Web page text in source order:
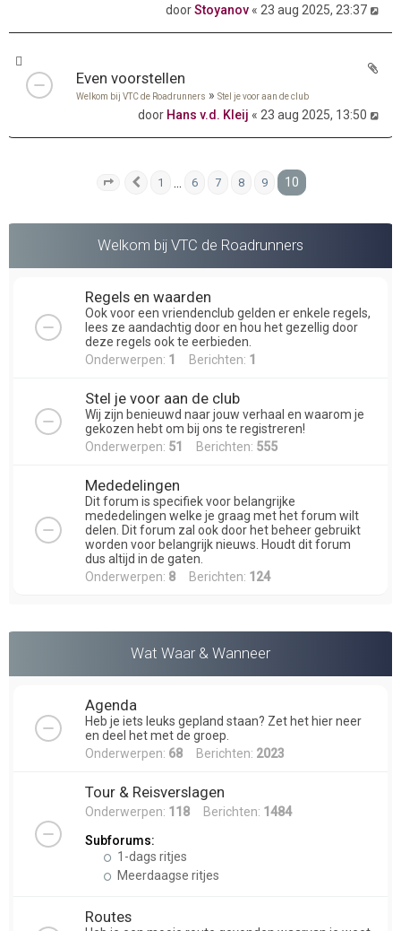
doorStoyanov « 23 aug 2025, 23:37
Even voorstellen
Welkom bij VTC de Roadrunners » Stel je voor aan de club
door Hans v.d. Kleij « 23 aug 2025, 13:50
Pagina 10 van 10
Vorige
1 6 7 8 9 10
Welkom bij VTC de Roadrunners
Regels en waarden
Ook voor een vriendenclub gelden er enkele regels,
lees ze aandachtig door en hou het gezellig door
deze regels ook te eerbieden.
Onderwerpen: 1 Berichten: 1
Stel je voor aan de club
Wij zijn benieuwd naar jouw verhaal en waarom je
gekozen hebt om bij ons te registreren!
Onderwerpen: 51 Berichten: 555
Mededelingen
Dit forum is specifiek voor belangrijke
mededelingen welke je graag met het forum wilt
delen. Dit forum zal ook door het beheer gebruikt
worden voor belangrijk nieuws. Houdt dit forum
dus altijd in de gaten.
Onderwerpen: 8 Berichten: 124
Wat Waar & Wanneer
Agenda
Heb je iets leuks gepland staan? Zet het hier neer
en deel het met de groep.
Onderwerpen: 68 Berichten: 2023
Tour & Reisverslagen
Onderwerpen: 118 Berichten: 1484
Subforums:
1-dags ritjes
Meerdaagse ritjes
Routes